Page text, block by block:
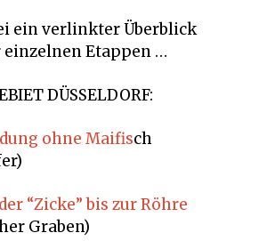
ein verlinkter Überblick
einzelnen Etappen …
DÜSSELDORF:
ohne Maifisch
“Zicke” bis zur Röhre
Graben)